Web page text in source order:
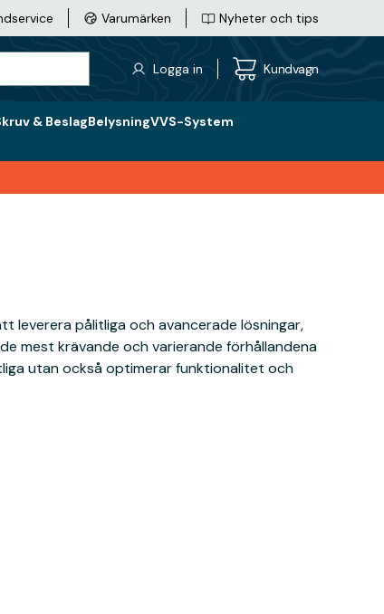
Varumärken Nyheter och tips
Logga in Kundvagn
& BeslagBelysningVVS-System
leverera pålitliga och avancerade lösningar,
mest krävande och varierande förhållandena
utan också optimerar funktionalitet och